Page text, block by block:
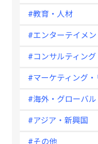
#教育・人材
#エンターテイメン
#コンサルティング
#マーケティング・
#海外・グローバル
#アジア・新興国
#その他